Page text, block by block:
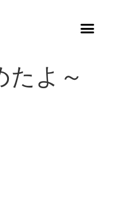
たよ～